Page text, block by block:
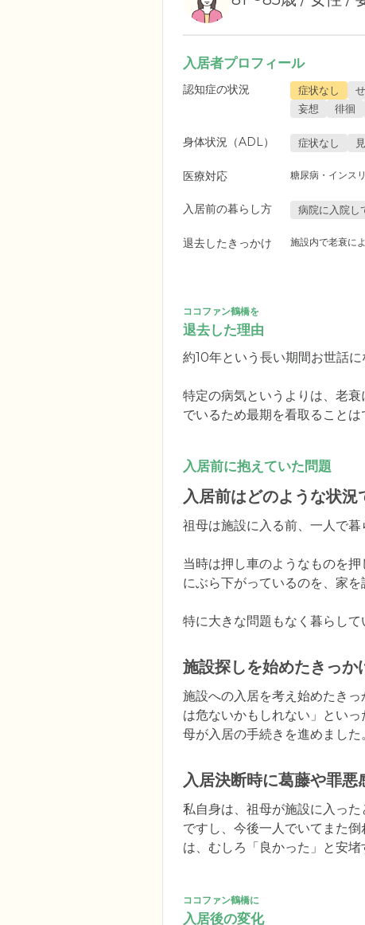
入居者プロフィール
認知症の状況 症状なし
妄想
徘徊
身体状況（ADL） 症状なし
医療対応 糖尿病・インス
入居前の暮らし方 病院に入院し
退去したきっかけ 施設内で老衰に
ココファン鶴橋を
退去した理由
約10年という長い期間お世話
特定の病気というよりは、老
でいるため最期を看取ること
入居前に抱えていた問題
入居前はどのような状況
祖母は施設に入る前、一人で暮
当時は押し車のようなものを
にぶら下がっているのを、家を
特に大きな問題もなく暮らし
施設探しを始めたきっか
施設への入居を考え始めたきっ
は危ないかもしれない」とい
母が入居の手続きを進めました
入居決断時に葛藤や罪悪
私自身は、祖母が施設に入っ
ですし、今後一人でいてまた
は、むしろ「良かった」と安堵
ココファン鶴橋に
入居後の変化